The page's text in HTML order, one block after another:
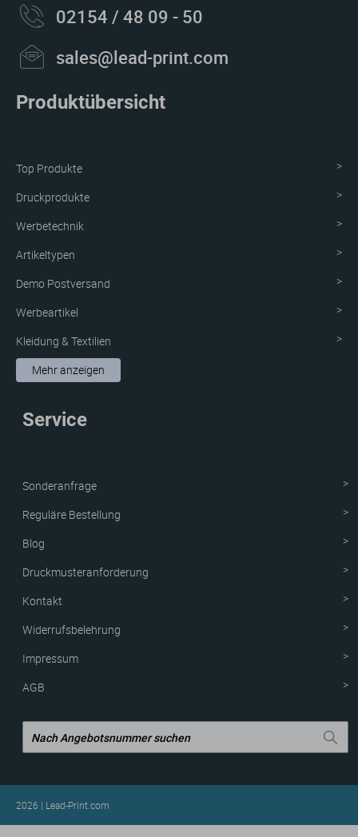
02154 / 48 09 - 50
sales@lead-print.com
Produktübersicht
Top Produkte
Druckprodukte
Werbetechnik
Artikeltypen
Demo Postversand
Werbeartikel
Kleidung & Textilien
Aufkleber & Etiketten
Verpackungen
Mehr anzeigen
Service
Sonderanfrage
Reguläre Bestellung
Blog
Druckmusteranforderung
Kontakt
Widerrufsbelehrung
Impressum
AGB
2026 | Lead-Print.com